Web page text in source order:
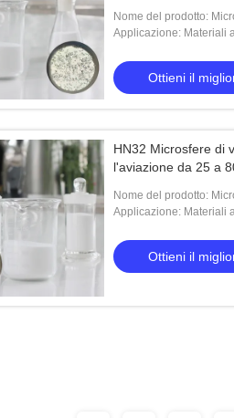
Nome del prodotto:
HN32
Applicazione: Materiali
Ottieni il
HN32 Microsfere di
l'aviazione da 25 a
Nome del prodotto:
HN32
Applicazione: Materiali
Ottieni il